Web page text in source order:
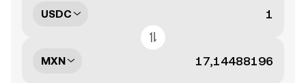
USDC
MXN